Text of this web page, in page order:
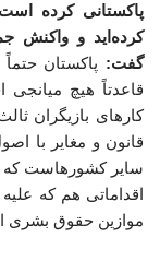
پاکستانی کرده
کرده‌اید و واکنش
گفت: پاکستان
قاعدتاً هیچ میانجی
کارهای بازیگران
قانون و مغایر با
سایر کشورهاست که
اقداماتی هم که
موازین حقوق